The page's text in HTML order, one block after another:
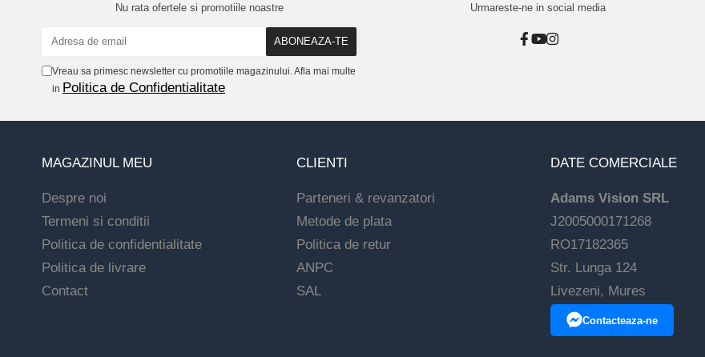
Nu rata ofertele si promotiile noastre
Vreau sa primesc newsletter cu promotiile magazinului. Afla mai multe
in Politica de Confidentialitate
Urmareste-ne in social media
MAGAZINUL MEU
Despre noi
Termeni si conditii
Politica de confidentialitate
Politica de livrare
Contact
CLIENTI
Parteneri & revanzatori
Metode de plata
Politica de retur
ANPC
SAL
DATE COMERCIALE
Adams Vision SRL
J2005000171268
RO17182365
Str. Lunga 124
Livezeni, Mures
Contacteaza-ne